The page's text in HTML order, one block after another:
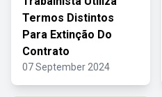
Termos Distintos
Para Extinção Do
Contrato
07 September 2024